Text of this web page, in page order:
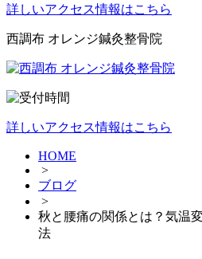
詳しいアクセス情報はこちら
西調布 オレンジ鍼灸整骨院
詳しいアクセス情報はこちら
HOME
>
ブログ
>
秋と腰痛の関係とは？気温
法